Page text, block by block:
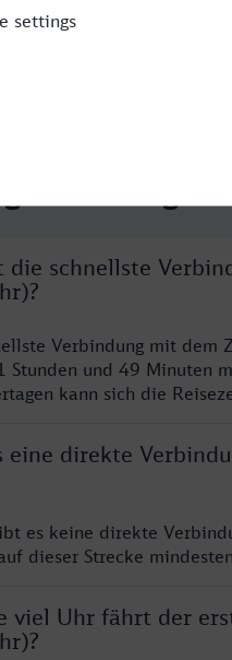
die schnellste
Verbindung mit dem
Stunden und 49 Minuten
kann sich die
eine direkte
es keine direkte
dieser Strecke
viel Uhr fährt der